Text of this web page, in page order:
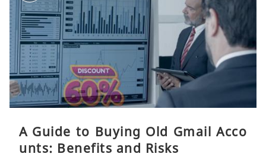
A Guide to Buying Old Gmail Acco
unts: Benefits and Risks